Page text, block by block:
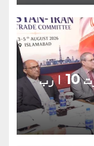
پاک ایران دوطرفہ تجارت 10 ارب